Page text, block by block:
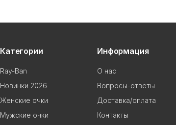
Категории
Ray-Ban
Новинки 2026
Женские очки
Мужские очки
Информация
О нас
Вопросы-ответы
Доставка/оплата
Контакты